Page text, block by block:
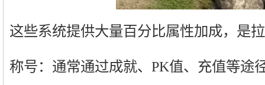
这些系统提供大量百分比属性加成，是
称号：通常通过成就、PK值、充值等途